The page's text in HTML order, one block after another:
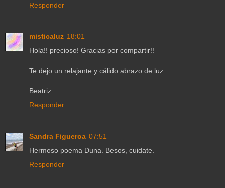
Responder
misticaluz 18:01
Hola!! precioso! Gracias por compartir!!
Te dejo un relajante y cálido abrazo de luz.
Beatriz
Responder
Sandra Figueroa 07:51
Hermoso poema Duna. Besos, cuidate.
Responder